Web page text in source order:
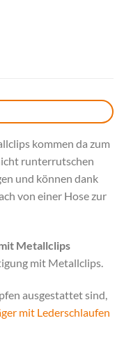
kommen da zum
runterrutschen
und können dank
von einer Hose zur
Metallclips
mit Metallclips.
ausgestattet sind,
mit Lederschlaufen